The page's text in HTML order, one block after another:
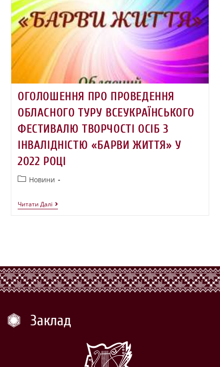
ОГОЛОШЕННЯ ПРО ПРОВЕДЕННЯ
ОБЛАСНОГО ТУРУ ВСЕУКРАЇНСЬКОГО
ФЕСТИВАЛЮ ТВОРЧОСТІ ОСІБ З
ІНВАЛІДНІСТЮ «БАРВИ ЖИТТЯ» У
2022 РОЦІ
Новини
Читати Далі
Заклад